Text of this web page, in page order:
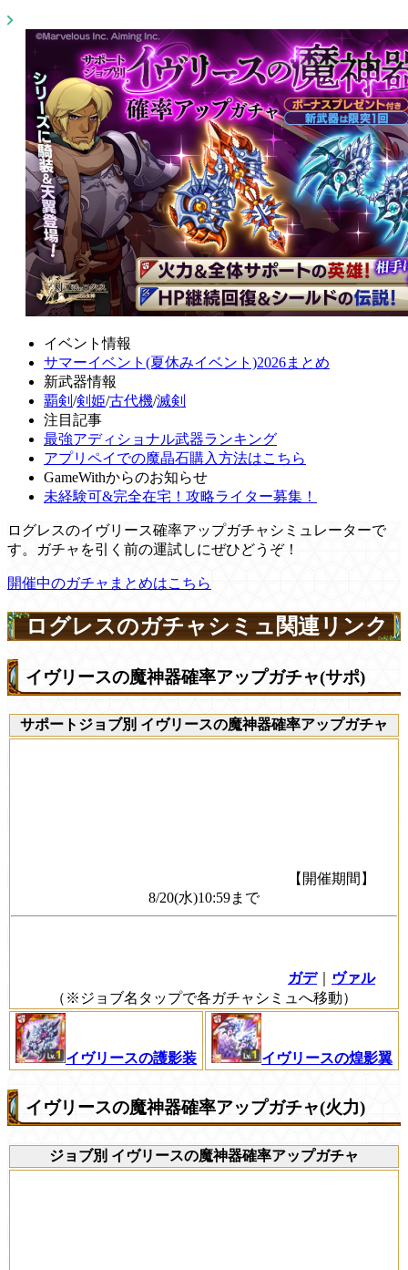
イベント情報
サマーイベント(夏休みイベント)2026まとめ
新武器情報
覇剣 /剣姫/古代機/滅剣
注目記事
最強アディショナル武器ランキング
アプリペイでの魔晶石購入方法はこちら
GameWithからのお知らせ
未経験可&完全在宅！攻略ライター募集！
ログレスのイヴリース確率アップガチャシミュレーターで
す。ガチャを引く前の運試しにぜひどうぞ！
開催中のガチャまとめはこちら
ログレスのガチャシミュ関連リンク
イヴリースの魔神器確率アップガチャ(サポ)
サポートジョブ別 イヴリースの魔神器確率アップガチャ
【開催期間】
8/20(水)10:59まで
ガデ｜
ヴァル
（※ジョブ名タップで各ガチャシミュへ移動）
イヴリースの護影装 イヴリースの煌影翼
イヴリースの魔神器確率アップガチャ(火力)
ジョブ別 イヴリースの魔神器確率アップガチャ